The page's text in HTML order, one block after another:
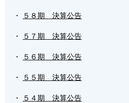
・ ５８期 決算公告
・ ５７期 決算公告
・ ５６期 決算公告
・ ５５期 決算公告
・ ５４期 決算公告